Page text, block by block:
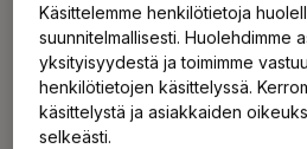
jakoulutustenkattavuutta ja
työn ja työolosuhteiden
kehittämistoimenpiteiden
vaikutuksia
työn sujuvuutta ja laatua
Käsittelemme henkilötietoja
suunnitelmallisesti. Huolehdimme
yksityisyydestä ja toimimme
henkilötietojen käsittelyssä.
käsittelystä ja asiakkaiden
selkeästi.